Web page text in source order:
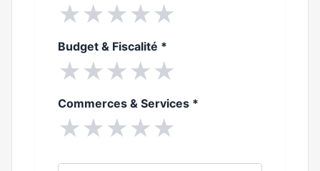
★★★★★
Budget & Fiscalité *
★★★★★
Commerces & Services *
★★★★★